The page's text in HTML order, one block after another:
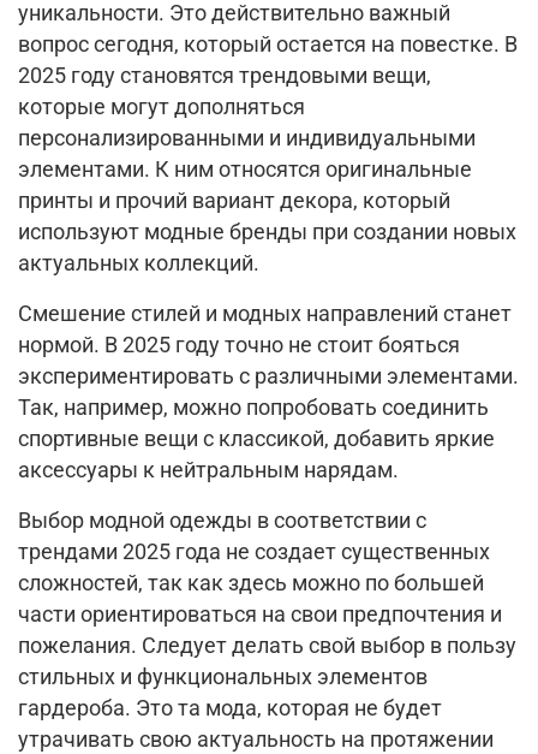
уникальности. Это действительно важный
вопрос сегодня, который остается на повестке. В
2025 году становятся трендовыми вещи,
которые могут дополняться
персонализированными и индивидуальными
элементами. К ним относятся оригинальные
принты и прочий вариант декора, который
используют модные бренды при создании новых
актуальных коллекций.
Смешение стилей и модных направлений станет
нормой. В 2025 году точно не стоит бояться
экспериментировать с различными элементами.
Так, например, можно попробовать соединить
спортивные вещи с классикой, добавить яркие
аксессуары к нейтральным нарядам.
Выбор модной одежды в соответствии с
трендами 2025 года не создает существенных
сложностей, так как здесь можно по большей
части ориентироваться на свои предпочтения и
пожелания. Следует делать свой выбор в пользу
стильных и функциональных элементов
гардероба. Это та мода, которая не будет
утрачивать свою актуальность на протяжении